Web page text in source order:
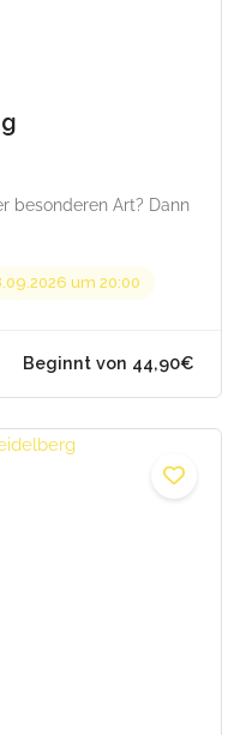
besonderen Art? Dann
um 20:00